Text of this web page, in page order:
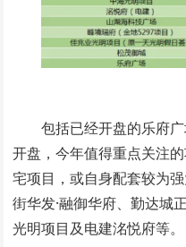
包括已经开盘的乐府
开盘，今年值得重点关注
宅项目，或自身配套较为
街华发·融御华府、勤达城
光明项目及电建洺悦府等。